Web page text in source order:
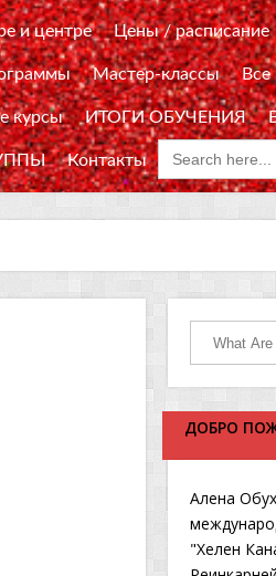
и центре Цены / расписание
Мастер-классы Все
курсы ИТОГИ ОБУЧЕНИЯ
Контакты
Search
for:
ДОБРО
Алена
"Хелен